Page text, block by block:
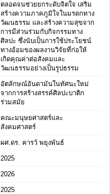
ตลอดจนช่วยยกระดับจิตใจ เสริม
สร้างความภาคภูมิใจในมรดกทาง
วัฒนธรรม และสร้างความสุขจาก
การมีส่วนร่วมกับกิจกรรมทาง
ศิลปะ ซึ่งนับเป็นการใช้ประโยชน์
ทางอ้อมของผลงานวิจัยที่ก่อให้
เกิดคุณค่าต่อสังคมและ
วัฒนธรรมอย่างเป็นรูปธรรม
อัตลักษณ์อันดามันในทัศนะใหม่
จากการสร้างสรรค์ศิลปะบาติก
ร่วมสมัย
คณะมนุษยศาสตร์และ
สังคมศาสตร์
ผศ.ดร. คารว์ พยุงพันธ์
2025
2026
2025